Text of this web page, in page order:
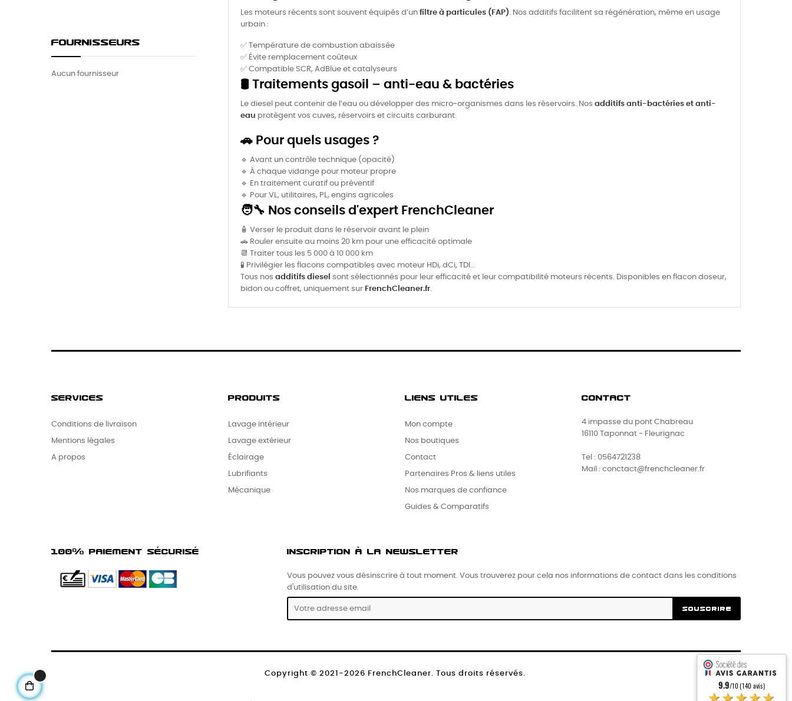
FOURNISSEURS
Aucun fournisseur
Les moteurs récents sont souvent équipés d’un filtre à particules (FAP). Nos additifs facilitent sa régénération, même en usage
urbain :
✅ Température de combustion abaissée
✅ Évite remplacement coûteux
✅ Compatible SCR, AdBlue et catalyseurs
🛢️ Traitements gasoil – anti-eau & bactéries
Le diesel peut contenir de l’eau ou développer des micro-organismes dans les réservoirs. Nos additifs anti-bactéries et anti-
eau protègent vos cuves, réservoirs et circuits carburant.
🚗 Pour quels usages ?
🔹 Avant un contrôle technique (opacité)
🔹 À chaque vidange pour moteur propre
🔹 En traitement curatif ou préventif
🔹 Pour VL, utilitaires, PL, engins agricoles
🧑‍🔧 Nos conseils d'expert FrenchCleaner
🧴 Verser le produit dans le réservoir avant le plein
🚗 Rouler ensuite au moins 20 km pour une efficacité optimale
📆 Traiter tous les 5 000 à 10 000 km
🧪 Privilégier les flacons compatibles avec moteur HDi, dCi, TDI...
Tous nos additifs diesel sont sélectionnés pour leur efficacité et leur compatibilité moteurs récents. Disponibles en flacon doseur,
bidon ou coffret, uniquement sur FrenchCleaner.fr.
SERVICES
Conditions de livraison
Mentions légales
A propos
PRODUITS
Lavage intérieur
Lavage extérieur
Éclairage
Lubrifiants
Mécanique
LIENS UTILES
Mon compte
Nos boutiques
Contact
Partenaires Pros & liens utiles
Nos marques de confiance
Guides & Comparatifs
CONTACT
4 impasse du pont Chabreau
16110 Taponnat - Fleurignac
Tel : 0564721238
Mail : conctact@frenchcleaner.fr
100% PAIEMENT SÉCURISÉ INSCRIPTION À LA NEWSLETTER
Vous pouvez vous désinscrire à tout moment. Vous trouverez pour cela nos informations de contact dans les conditions
d'utilisation du site.
SOUSCRIRE
Copyright © 2021-2026 FrenchCleaner. Tous droits réservés.
9.9/10 (140 avis)
★★★★★